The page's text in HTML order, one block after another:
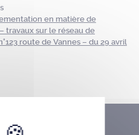
en matière de
travaux sur le réseau de
route de Vannes – du 29 avril